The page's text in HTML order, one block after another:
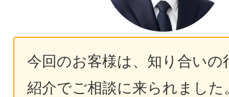
今回のお客様は、知り合いの
紹介でご相談に来られました